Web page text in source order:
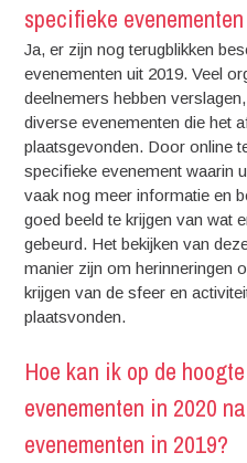
specifieke
Ja, er zijn nog terugblikken
evenementen uit 2019. Veel
deelnemers hebben
diverse evenementen die het
plaatsgevonden. Door online
specifieke evenement waarin
vaak nog meer informatie en
goed beeld te krijgen van wat
gebeurd. Het bekijken van
manier zijn om herinneringen
krijgen van de sfeer en
plaatsvonden.
Hoe kan ik op de
evenementen in 2020
evenementen in 2019?